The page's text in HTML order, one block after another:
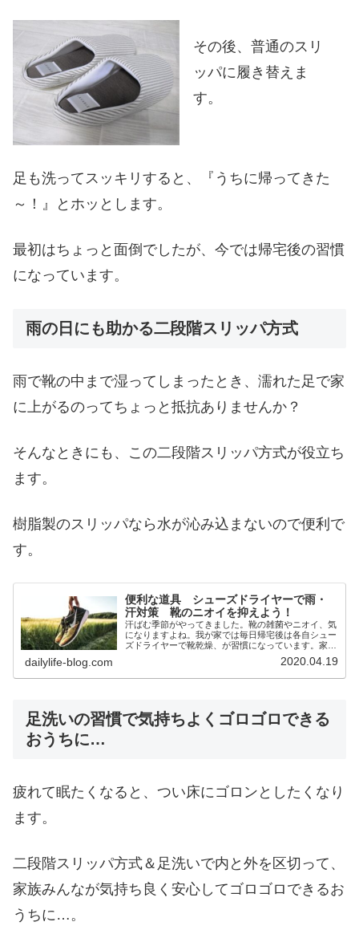
その後、普通のスリ
ッパに履き替えま
す。
足も洗ってスッキリすると、『うちに帰ってきた
～！』とホッとします。
最初はちょっと面倒でしたが、今では帰宅後の習慣
になっています。
雨の日にも助かる二段階スリッパ方式
雨で靴の中まで湿ってしまったとき、濡れた足で家
に上がるのってちょっと抵抗ありませんか？
そんなときにも、この二段階スリッパ方式が役立ち
ます。
樹脂製のスリッパなら水が沁み込まないので便利で
す。
便利な道具 シューズドライヤーで雨・
汗対策 靴のニオイを抑えよう！
汗ばむ季節がやってきました。靴の雑菌やニオイ、気
になりますよね。我が家では毎日帰宅後は各自シュー
ズドライヤーで靴乾燥、が習慣になっています。家族
の靴を快適に保ってくれるシューズドライヤーのお話
dailylife-blog.com 2020.04.19
足洗いの習慣で気持ちよくゴロゴロできる
おうちに…
疲れて眠たくなると、つい床にゴロンとしたくなり
ます。
二段階スリッパ方式＆足洗いで内と外を区切って、
家族みんなが気持ち良く安心してゴロゴロできるお
うちに…。